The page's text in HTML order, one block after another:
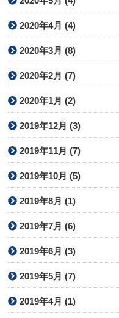
2020年4月 (4)
2020年3月 (8)
2020年2月 (7)
2020年1月 (2)
2019年12月 (3)
2019年11月 (7)
2019年10月 (5)
2019年8月 (1)
2019年7月 (6)
2019年6月 (3)
2019年5月 (7)
2019年4月 (1)